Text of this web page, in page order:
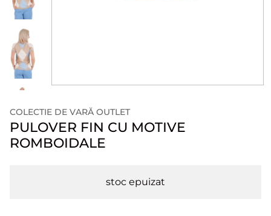
COLECTIE DE VARĂ OUTLET
PULOVER FIN CU MOTIVE
ROMBOIDALE
stoc epuizat